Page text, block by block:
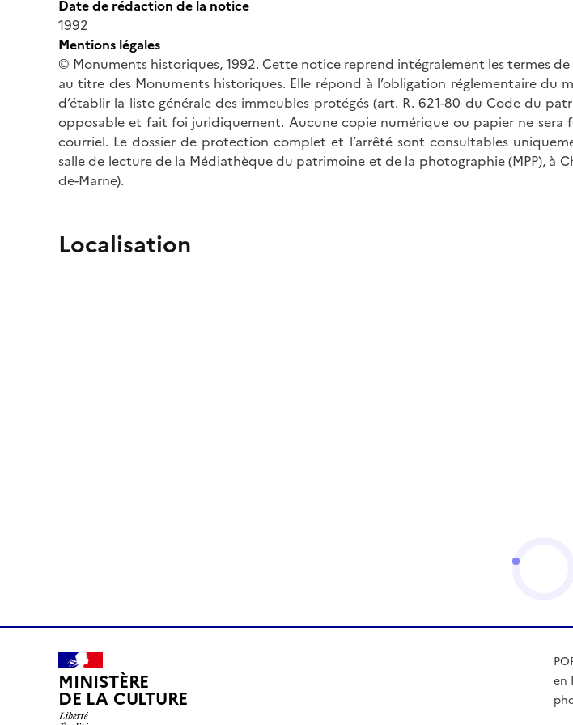
Date de rédaction de la notice
1992
Mentions légales
© Monuments historiques, 1992. Cette notice reprend intégralement les termes
au titre des Monuments historiques. Elle répond à l’obligation réglementaire du
d’établir la liste générale des immeubles protégés (art. R. 621-80 du Code du
opposable et fait foi juridiquement. Aucune copie numérique ou papier ne sera
courriel. Le dossier de protection complet et l’arrêté sont consultables
salle de lecture de la Médiathèque du patrimoine et de la photographie (MPP), à
de-Marne).
Localisation
MINISTÈRE
DE LA CULTURE
en